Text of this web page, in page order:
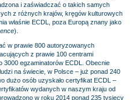
i zaświadczać o takich samych
z różnych krajów, kręgów kulturowych
właśnie ECDL, poza Europą znany jako
).
w prawie 800 autoryzowanych
z prawie 100 centrami
3000 egzaminatorów ECDL. Obecnie
na świecie, w Polsce – już ponad 240
dużo osób uzyskało certyfikat ECDL –
wydanych w naszym kraju od
w roku 2014 ponad 235 tysięcy